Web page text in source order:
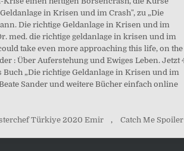
Türkiye 2020 Emir , Catch Me Spoiler